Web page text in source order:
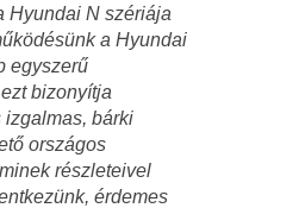
Hyundai N szériája
a Hyundai
egyszerű
bizonyítja
bárki
országos
részleteivel
érdemes